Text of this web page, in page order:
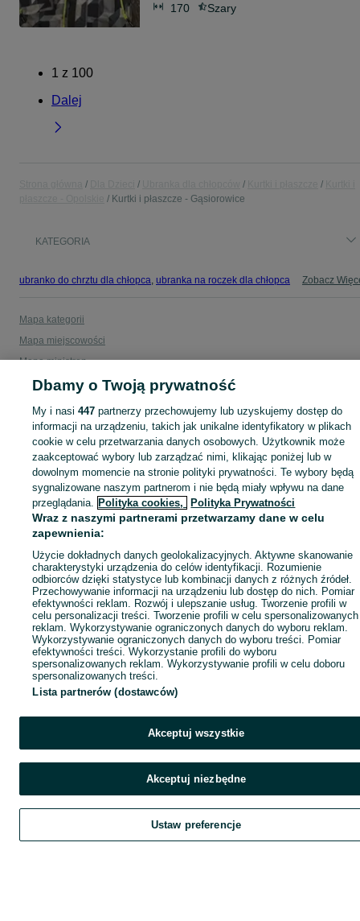
170 Szary
1 z 100
Dalej
Kurtki i płaszcze - Gąsiorowice
KATEGORIA
ubranko do chrztu dla chłopca, ubranka na roczek dla chłopca Zobacz
Mapa kategorii
Mapa miejscowości
Mapa ministron
Popularne wyszukiwania
Szukaj Obserwujesz Dodaj Czat
Dbamy o Twoją prywatność
My i nasi447 partnerzy przechowujemy lub uzyskujemy dostęp do
informacji na urządzeniu, takich jak unikalne identyfikatory w plikach
cookie w celu przetwarzania danych osobowych. Użytkownik może
zaakceptować wybory lub zarządzać nimi, klikając poniżej lub w
dowolnym momencie na stronie polityki prywatności. Te wybory będą
sygnalizowane naszym partnerom i nie będą miały wpływu na dane
przeglądania. Polityka cookies, Polityka Prywatności
Wraz z naszymi partnerami przetwarzamy dane w celu
zapewnienia:
Użycie dokładnych danych geolokalizacyjnych. Aktywne skanowanie
charakterystyki urządzenia do celów identyfikacji. Rozumienie
odbiorców dzięki statystyce lub kombinacji danych z różnych źródeł.
Przechowywanie informacji na urządzeniu lub dostęp do nich. Pomiar
efektywności reklam. Rozwój i ulepszanie usług. Tworzenie profili w
celu personalizacji treści. Tworzenie profili w celu spersonalizowanych
reklam. Wykorzystywanie ograniczonych danych do wyboru reklam.
Wykorzystywanie ograniczonych danych do wyboru treści. Pomiar
efektywności treści. Wykorzystanie profili do wyboru
spersonalizowanych reklam. Wykorzystywanie profili w celu doboru
spersonalizowanych treści.
Lista partnerów (dostawców)
Akceptuj wszystkie
Akceptuj niezbędne
Ustaw preferencje